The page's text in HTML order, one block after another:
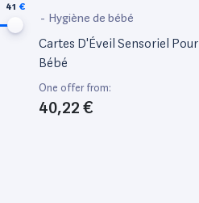
41
- Hygiène de bébé
Cartes D'Éveil Sensoriel Pour
Bébé
One offer from:
40,22 €